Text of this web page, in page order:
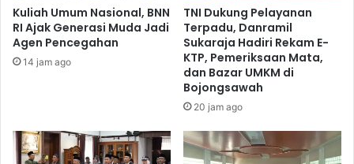
Kuliah Umum Nasional, BNN
RI Ajak Generasi Muda Jadi
Agen Pencegahan
14 jam ago
TNI Dukung Pelayanan
Terpadu, Danramil
Sukaraja Hadiri Rekam E-
KTP, Pemeriksaan Mata,
dan Bazar UMKM di
Bojongsawah
20 jam ago